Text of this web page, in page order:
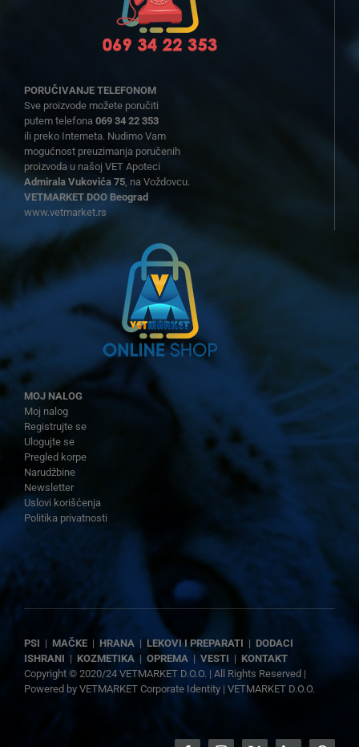
PORUČIVANJE TELEFONOM
Sve proizvode možete poručiti
putem telefona 069 34 22 353
ili preko Interneta. Nudimo Vam
mogućnost preuzimanja poručenih
proizvoda u našoj VET Apoteci
Admirala Vukovića 75, na Voždovcu.
VETMARKET DOO Beograd
www.vetmarket.rs
MOJ NALOG
Moj nalog
Registrujte se
Ulogujte se
Pregled korpe
Narudžbine
Newsletter
Uslovi korišćenja
Politika privatnosti
PSI | MAČKE| HRANA| LEKOVI I PREPARATI | DODACI
ISHRANI | KOZMETIKA| OPREMA| VESTI | KONTAKT
Copyright © 2020/24 VETMARKET D.O.O. | All Rights Reserved |
Powered by VETMARKET Corporate Identity| VETMARKET D.O.O.